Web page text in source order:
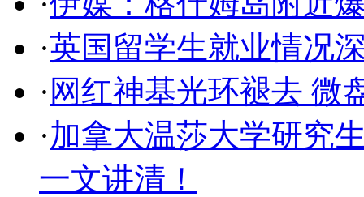
·英国留学生就业情况
· 网红神基光环褪去 微
·加拿大温莎大学研究
一文讲清！